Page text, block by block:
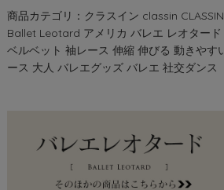
商品カテゴリ：クラスイン classin
Ballet Leotard アメリカ バレエ レオター
ベルベット 袖レース 伸縮 伸びる 動きやす
ース 大人 バレエグッズ バレエ 社交ダンス